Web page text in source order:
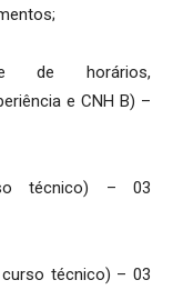
de horários,
e CNH B) –
técnico) – 03
curso técnico) – 03